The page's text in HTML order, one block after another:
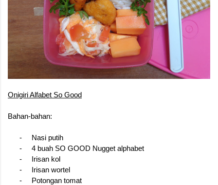
Onigiri Alfabet So Good
Bahan-bahan:
-
Nasi putih
-
4 buah SO GOOD Nugget alphabet
-
Irisan kol
-
Irisan wortel
-
Potongan tomat